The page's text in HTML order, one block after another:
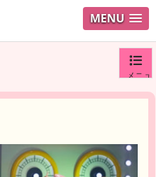
MENU
メニュ
ユーザ